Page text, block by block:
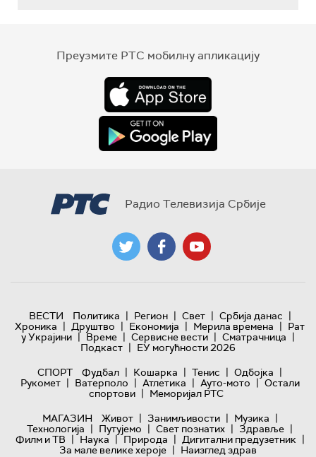
Преузмите РТС мобилну апликацију
Радио Телевизија Србије
ВЕСТИ Политика | Регион | Свет | Србија данас |
Хроника | Друштво | Економија | Мерила времена | Рат
у Украјини | Време | Сервисне вести | Сматрачница |
Подкаст | ЕУ могућности 2026
СПОРТ
Фудбал | Кошарка | Тенис | Одбојка |
Рукомет | Ватерполо | Атлетика | Ауто-мото | Остали
спортови | Меморијал РТС
МАГАЗИН
Живот | Занимљивости | Музика |
Технологијa | Путујемо | Свет познатих | Здравље |
Филм и ТВ | Наука | Природа | Дигитални предузетник |
За мале велике хероје | Наизглед здрав